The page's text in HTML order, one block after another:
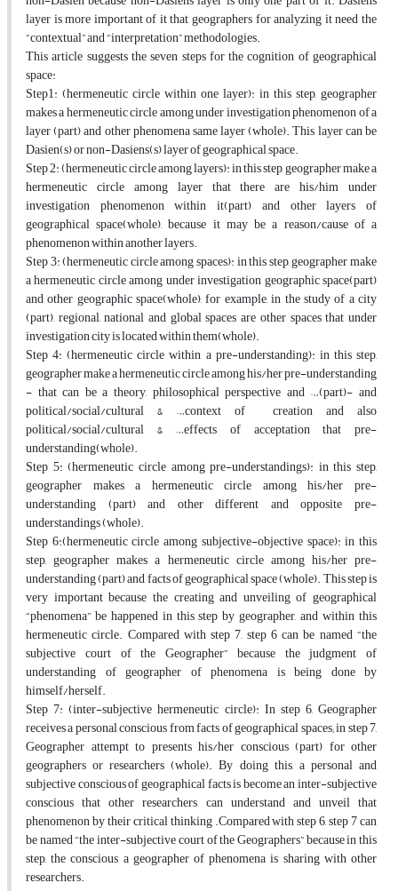
layer is more important of it that geographers for analyzing it need the
“contextual” and “interpretation” methodologies.
This article suggests the seven steps for the cognition of geographical
space:
Step1: (hermeneutic circle within one layer): in this step, geographer
makes a hermeneutic circle among under investigation phenomenon of a
layer (part) and other phenomena same layer (whole). This layer can be
Dasien(s) or non-Dasiens(s) layer of geographical space.
Step 2: (hermeneutic circle among layers): in this step, geographer make a
hermeneutic circle among layer that there are his/him under
investigation phenomenon within it(part) and other layers of
geographical space(whole), because it may be a reason/cause of a
phenomenon within another layers.
Step 3: (hermeneutic circle among spaces): in this step, geographer make
a hermeneutic circle among under investigation geographic space(part)
and other geographic space(whole), for example, in the study of a city
(part), regional, national and global spaces are other spaces that under
investigation city is located within them(whole).
Step 4: (hermeneutic circle within a pre-understanding): in this step,
geographer make a hermeneutic circle among his/her pre-understanding
- that can be a theory, philosophical perspective and …(part)- and
political/social/cultural & …context of creation and also
political/social/cultural & …effects of acceptation that pre-
understanding(whole).
Step 5: (hermeneutic circle among pre-understandings): in this step,
geographer makes a hermeneutic circle among his/her pre-
understanding (part) and other different and opposite pre-
understandings (whole).
Step 6:(hermeneutic circle among subjective-objective space): in this
step, geographer makes a hermeneutic circle among his/her pre-
understanding (part) and facts of geographical space (whole). This step is
very important because the creating and unveiling of geographical
“phenomena” be happened in this step by geographer, and within this
hermeneutic circle. Compared with step 7, step 6 can be named “the
subjective court of the Geographer” because the judgment of
understanding of geographer of phenomena is being done by
himself/herself.
Step 7: (inter-subjective hermeneutic circle): In step 6, Geographer
receives a personal conscious from facts of geographical spaces; in step 7,
Geographer attempt to presents his/her conscious (part) for other
geographers or researchers (whole). By doing this, a personal and
subjective conscious of geographical facts is become an inter-subjective
conscious that other researchers can understand and unveil that
phenomenon by their critical thinking .Compared with step 6, step 7 can
be named “the inter-subjective court of the Geographers” because in this
step, the conscious a geographer of phenomena is sharing with other
researchers.